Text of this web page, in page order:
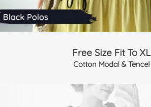
Free Size Fit To XL
Cotton Modal & Tencel